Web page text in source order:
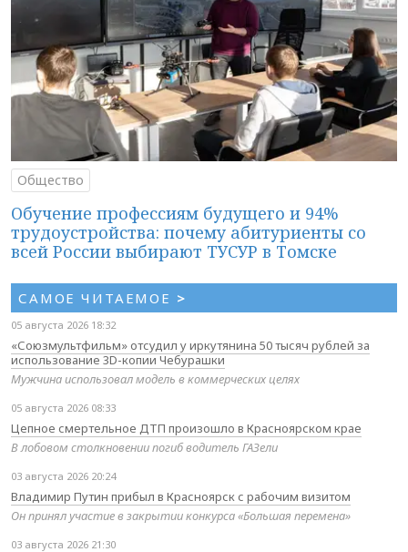
Общество
Обучение профессиям будущего и 94%
трудоустройства: почему абитуриенты со
всей России выбирают ТУСУР в Томске
САМОЕ ЧИТАЕМОЕ >
05 августа 2026 18:32
«Союзмультфильм» отсудил у иркутянина 50 тысяч рублей за
использование 3D-копии Чебурашки
Мужчина использовал модель в коммерческих целях
05 августа 2026 08:33
Цепное смертельное ДТП произошло в Красноярском крае
В лобовом столкновении погиб водитель ГАЗели
03 августа 2026 20:24
Владимир Путин прибыл в Красноярск с рабочим визитом
Он принял участие в закрытии конкурса «Большая перемена»
03 августа 2026 21:30